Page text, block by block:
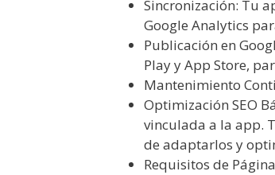
Sincronización: Tu
Google Analytics
Publicación en
Play y App Store,
Mantenimiento
Optimización SEO
vinculada a la app.
de adaptarlos y
Requisitos de